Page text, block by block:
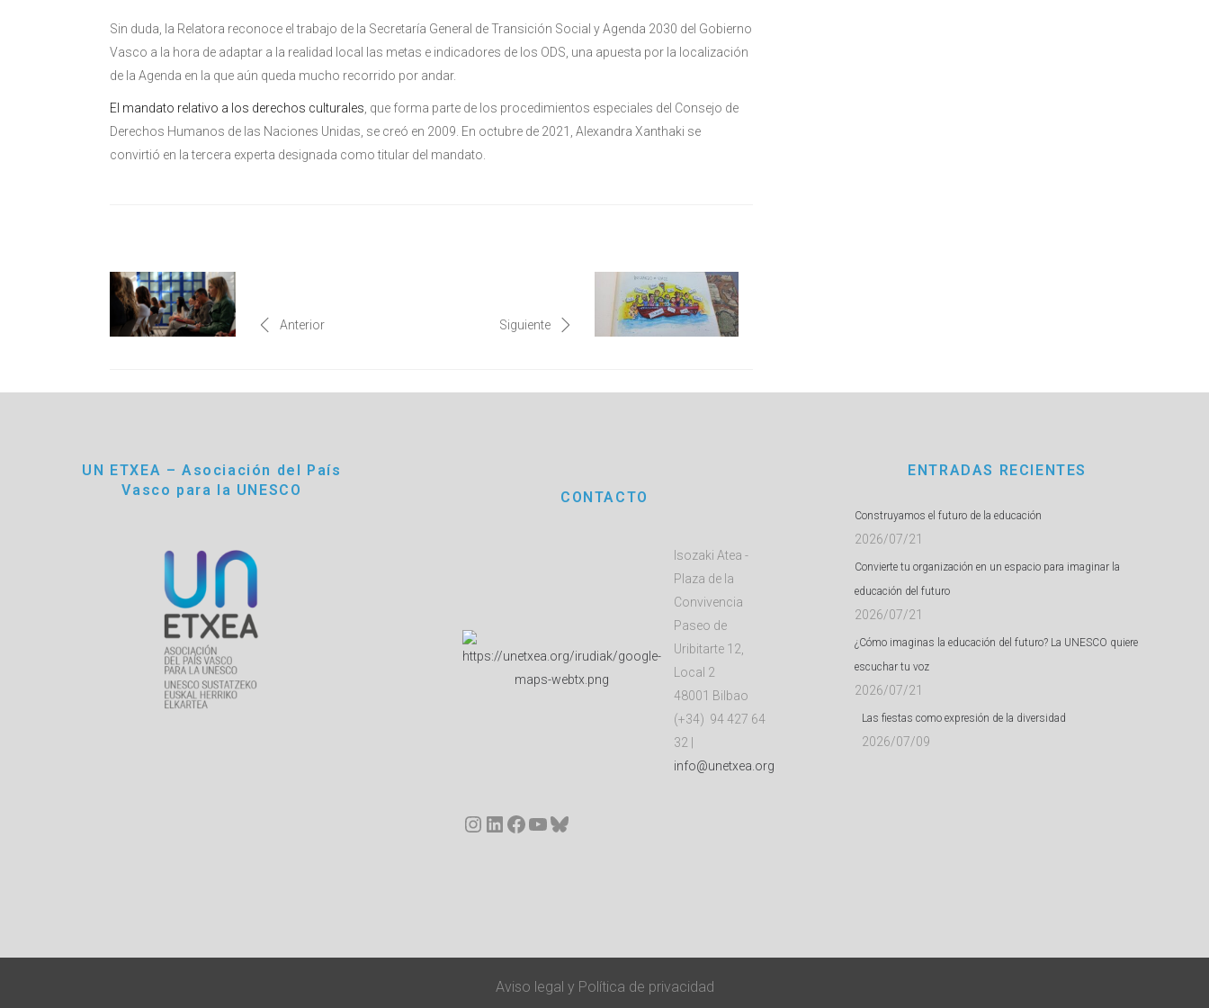
Sin duda, la Relatora reconoce el trabajo de la Secretaría General de Transición Social y Agenda 2030 del Gobierno
Vasco a la hora de adaptar a la realidad local las metas e indicadores de los ODS, una apuesta por la localización
de la Agenda en la que aún queda mucho recorrido por andar.
El mandato relativo a los derechos culturales , que forma parte de los procedimientos especiales del Consejo de
Derechos Humanos de las Naciones Unidas, se creó en 2009. En octubre de 2021, Alexandra Xanthaki se
convirtió en la tercera experta designada como titular del mandato.
Anterior Siguiente
UN ETXEA – Asociación del País
Vasco para la UNESCO
CONTACTO
Isozaki Atea -
Plaza de la
Convivencia
Paseo de
Uribitarte 12,
Local 2
48001 Bilbao
(+34) 94 427 64
32 |
info@unetxea.org
Instagram
LinkedIn
Facebook
YouTube
Bluesky
ENTRADAS RECIENTES
Construyamos el futuro de la educación
2026/07/21
Convierte tu organización en un espacio para imaginar la
educación del futuro
2026/07/21
¿Cómo imaginas la educación del futuro? La UNESCO quiere
escuchar tu voz
2026/07/21
Las fiestas como expresión de la diversidad
2026/07/09
Aviso legal y Política de privacidad